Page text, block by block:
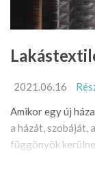
2021.06.16
Amikor egy új
a házát, szobáját,
függönyök